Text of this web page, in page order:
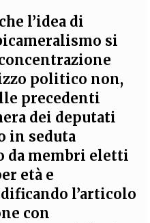
l’idea di
si
politico non,
precedenti
dei deputati
in seduta
da membri eletti
età e
l’articolo
con